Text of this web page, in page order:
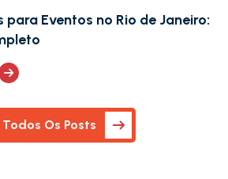
para Eventos no Rio de Janeiro:
Os Posts